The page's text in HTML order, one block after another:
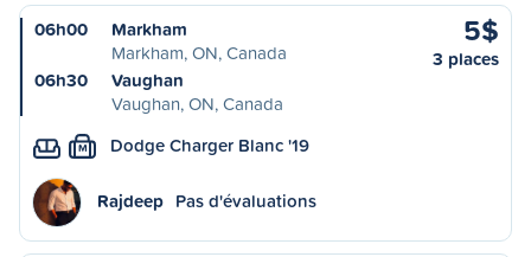
06h00
Markham
Markham, ON, Canada
06h30
Vaughan
Vaughan, ON, Canada
5$
3 places
M Dodge Charger Blanc '19
Rajdeep Pas d'évaluations